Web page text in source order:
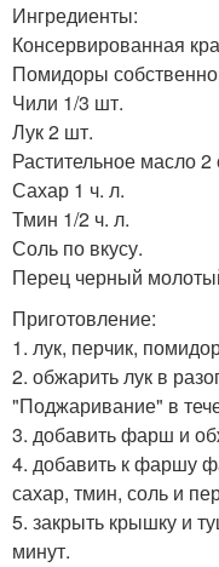
Ингредиенты:
Консервированная
Помидоры
Чили 1/3 шт.
Лук 2 шт.
Растительное масло 2
Сахар 1 ч. л.
Тмин 1/2 ч. л.
Соль по вкусу.
Перец черный
Приготовление:
1. лук, перчик,
2. обжарить лук в
"Поджаривание" в
3. добавить фарш и
4. добавить к фаршу
сахар, тмин, соль и
5. закрыть крышку и
минут.